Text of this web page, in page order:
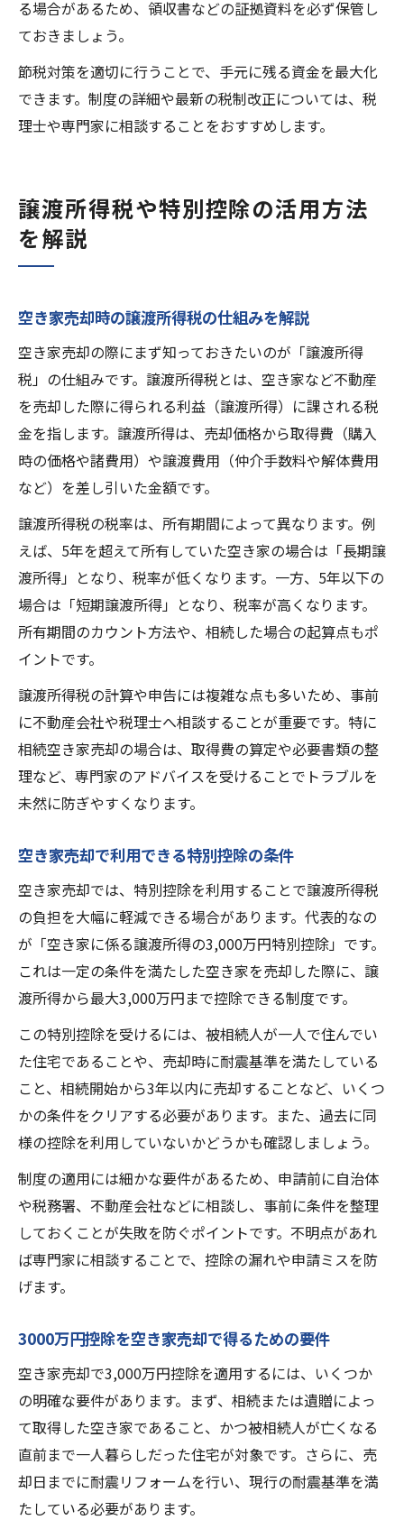
る場合があるため、領収書などの証拠資料を必ず保管し
ておきましょう。
節税対策を適切に行うことで、手元に残る資金を最大化
できます。制度の詳細や最新の税制改正については、税
理士や専門家に相談することをおすすめします。
譲渡所得税や特別控除の活用方法
を解説
空き家売却時の譲渡所得税の仕組みを解説
空き家売却の際にまず知っておきたいのが「譲渡所得
税」の仕組みです。譲渡所得税とは、空き家など不動産
を売却した際に得られる利益（譲渡所得）に課される税
金を指します。譲渡所得は、売却価格から取得費（購入
時の価格や諸費用）や譲渡費用（仲介手数料や解体費用
など）を差し引いた金額です。
譲渡所得税の税率は、所有期間によって異なります。例
えば、5年を超えて所有していた空き家の場合は「長期譲
渡所得」となり、税率が低くなります。一方、5年以下の
場合は「短期譲渡所得」となり、税率が高くなります。
所有期間のカウント方法や、相続した場合の起算点もポ
イントです。
譲渡所得税の計算や申告には複雑な点も多いため、事前
に不動産会社や税理士へ相談することが重要です。特に
相続空き家売却の場合は、取得費の算定や必要書類の整
理など、専門家のアドバイスを受けることでトラブルを
未然に防ぎやすくなります。
空き家売却で利用できる特別控除の条件
空き家売却では、特別控除を利用することで譲渡所得税
の負担を大幅に軽減できる場合があります。代表的なの
が「空き家に係る譲渡所得の3,000万円特別控除」です。
これは一定の条件を満たした空き家を売却した際に、譲
渡所得から最大3,000万円まで控除できる制度です。
この特別控除を受けるには、被相続人が一人で住んでい
た住宅であることや、売却時に耐震基準を満たしている
こと、相続開始から3年以内に売却することなど、いくつ
かの条件をクリアする必要があります。また、過去に同
様の控除を利用していないかどうかも確認しましょう。
制度の適用には細かな要件があるため、申請前に自治体
や税務署、不動産会社などに相談し、事前に条件を整理
しておくことが失敗を防ぐポイントです。不明点があれ
ば専門家に相談することで、控除の漏れや申請ミスを防
げます。
3000万円控除を空き家売却で得るための要件
空き家売却で3,000万円控除を適用するには、いくつか
の明確な要件があります。まず、相続または遺贈によっ
て取得した空き家であること、かつ被相続人が亡くなる
直前まで一人暮らしだった住宅が対象です。さらに、売
却日までに耐震リフォームを行い、現行の耐震基準を満
たしている必要があります。